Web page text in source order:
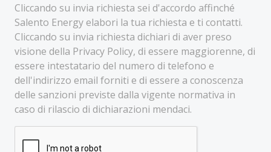
Cliccando su invia richiesta sei d'accordo affinché
Salento Energy elabori la tua richiesta e ti contatti.
Cliccando su invia richiesta dichiari di aver preso
visione della Privacy Policy, di essere maggiorenne, di
essere intestatario del numero di telefono e
dell'indirizzo email forniti e di essere a conoscenza
delle sanzioni previste dalla vigente normativa in
caso di rilascio di dichiarazioni mendaci.